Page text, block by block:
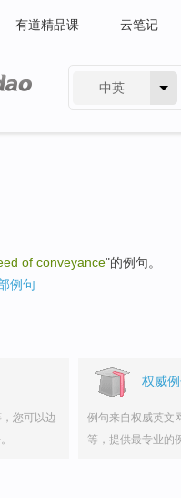
有道精品课 云笔记
中英
of conveyance"的例句。
例句
您可以边
权威
例句来自权威英文
等，提供最专业的